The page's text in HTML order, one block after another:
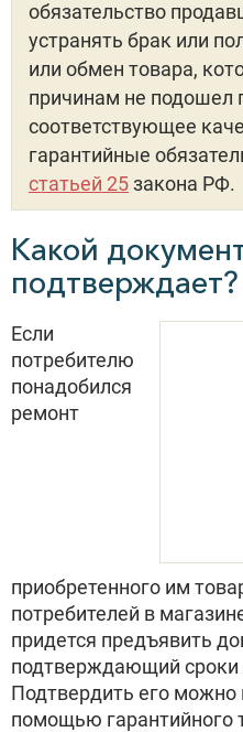
обязательство
устранять брак или
или обмен товара,
причинам не подошел
соответствующее
гарантийные
статьей 25закона РФ.
Какой
подтверждает?
Если
потребителю
понадобился
ремонт
приобретенного им
потребителей в
придется предъявить
подтверждающий сроки
Подтвердить его можно
помощью гарантийного